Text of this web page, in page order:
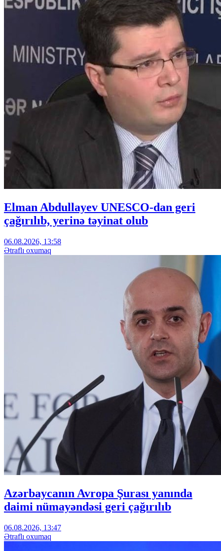
Elman Abdullayev UNESCO-dan geri
çağırılıb, yerinə təyinat olub
06.08.2026, 13:58
Ətraflı oxumaq
Azərbaycanın Avropa Şurası yanında
daimi nümayəndəsi geri çağırılıb
06.08.2026, 13:47
Ətraflı oxumaq